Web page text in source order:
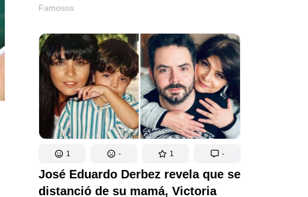
Famosos
1 - 1 -
José Eduardo Derbez revela que se
distanció de su mamá, Victoria